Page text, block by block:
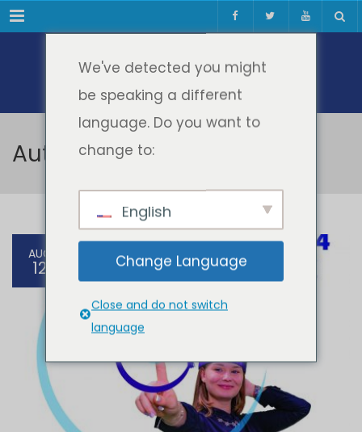
Meniul
Autor: Grasu Daciana
AUG
12
We've detected you might
be speaking a different
language. Do you want to
change to:
English
Change Language
Close and do not switch
language